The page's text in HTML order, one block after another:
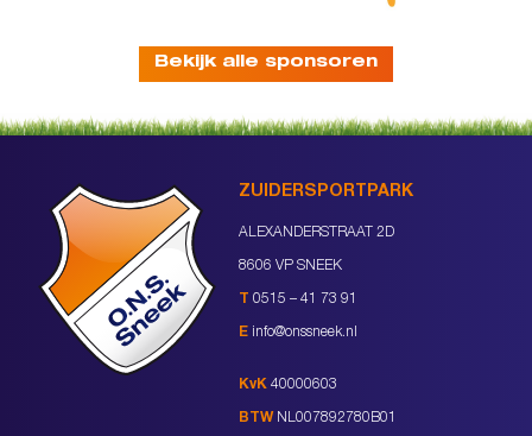
Bekijk alle sponsoren
ZUIDERSPORTPARK
ALEXANDERSTRAAT 2D
8606 VP SNEEK
T 0515 – 41 73 91
E info@onssneek.nl
KvK 40000603
BTW NL007892780B01